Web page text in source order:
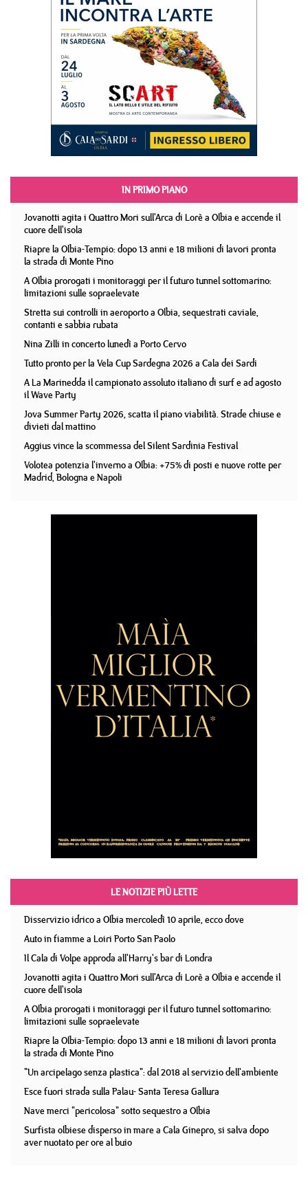
IN PRIMO PIANO
Jovanotti agita i Quattro Mori sull'Arca di Lorè a Olbia e accende il
cuore dell'isola
Riapre la Olbia-Tempio: dopo 13 anni e 18 milioni di lavori pronta
la strada di Monte Pino
A Olbia prorogati i monitoraggi per il futuro tunnel sottomarino:
limitazioni sulle sopraelevate
Stretta sui controlli in aeroporto a Olbia, sequestrati caviale,
contanti e sabbia rubata
Nina Zilli in concerto lunedì a Porto Cervo
Tutto pronto per la Vela Cup Sardegna 2026 a Cala dei Sardi
A La Marinedda il campionato assoluto italiano di surf e ad agosto
il Wave Party
Jova Summer Party 2026, scatta il piano viabilità. Strade chiuse e
divieti dal mattino
Aggius vince la scommessa del Silent Sardinia Festival
Volotea potenzia l'inverno a Olbia: +75% di posti e nuove rotte per
Madrid, Bologna e Napoli
LE NOTIZIE PIÙ LETTE
Disservizio idrico a Olbia mercoledì 10 aprile, ecco dove
Auto in fiamme a Loiri Porto San Paolo
Il Cala di Volpe approda all'Harry's bar di Londra
Jovanotti agita i Quattro Mori sull'Arca di Lorè a Olbia e accende il
cuore dell'isola
A Olbia prorogati i monitoraggi per il futuro tunnel sottomarino:
limitazioni sulle sopraelevate
Riapre la Olbia-Tempio: dopo 13 anni e 18 milioni di lavori pronta
la strada di Monte Pino
"Un arcipelago senza plastica": dal 2018 al servizio dell'ambiente
Esce fuori strada sulla Palau- Santa Teresa Gallura
Nave merci "pericolosa" sotto sequestro a Olbia
Surfista olbiese disperso in mare a Cala Ginepro, si salva dopo
aver nuotato per ore al buio